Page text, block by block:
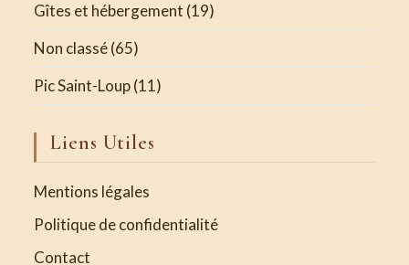
Gîtes et hébergement (19)
Non classé(65)
Pic Saint-Loup(11)
Liens Utiles
Mentions légales
Politique de confidentialité
Contact